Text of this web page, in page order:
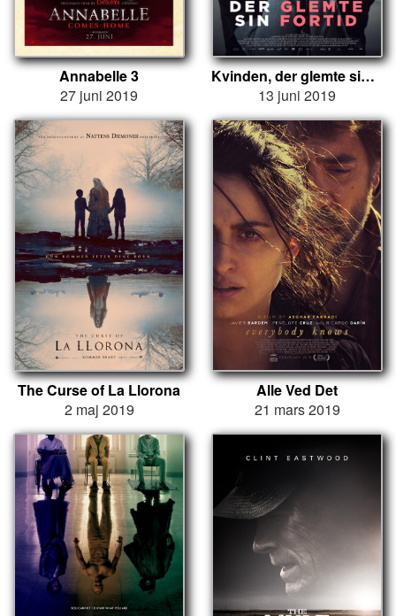
Annabelle 3
27 juni 2019
Kvinden, der glemte sin fortid
13 juni 2019
The Curse of La Llorona
2 maj 2019
Alle Ved Det
21 mars 2019